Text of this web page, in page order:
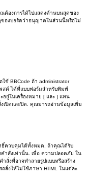
ต้องการได้ไปแสดงด้านบนสุดของ
องบอร์ดว่าอนุญาตในส่วนนี้หรือไม่
ช้ BBCode ถ้า administrator
สต์ ได้ที่แบบฟอร์มสำหรับพิมพ์
อยู่ในเครื่องหมาย [ และ ] แทน
เปิดและปิด. คุณมารถอ่านข้อมูลเพิ่ม
ธิ์ควบคุมได้ทั้งหมด. ถ้าคุณได้รับ
ำสั่งเท่านั้น. เพื่อ ความปลอดภัย ใน
สั่งที่อาจทำลายรูปแบบหรือสร้าง
สั่งให้ไม่ใช้ภาษา HTML ในแต่ละ